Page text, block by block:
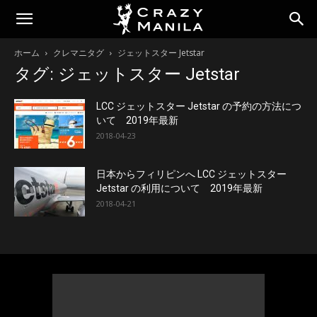
ホーム クレマニタグ ジェットスター Jetstar
タグ: ジェットスター Jetstar
LCC ジェットスター Jetstar の予約の方法につ
いて 2019年最新
2018-04-23
日本からフィリピンへ LCC ジェットスター
Jetstar の利用について 2019年最新
2018-04-21